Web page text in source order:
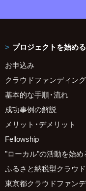
プロジェクトを始める
お申込み
クラウドファンディン
基本的な手順・流れ
成功事例の解説
メリット・デメリット
Fellowship
"ローカル"の活動を始め
ふるさと納税型クラウ
東京都クラウドファン